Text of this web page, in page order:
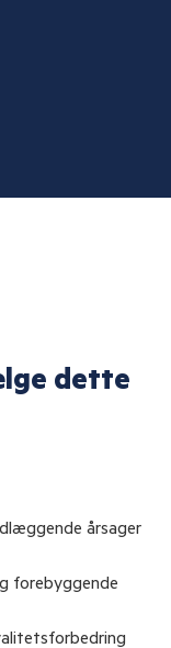
dette
årsager
forebyggende